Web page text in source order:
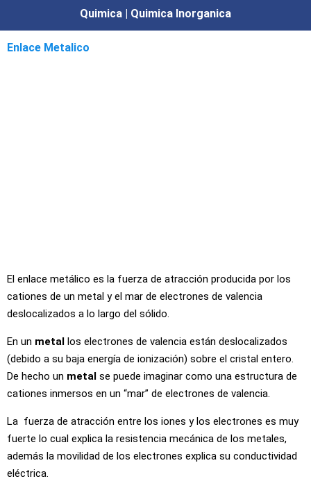
Quimica | Quimica Inorganica
Enlace Metalico
El enlace metálico es la fuerza de atracción producida por los
cationes de un metal y el mar de electrones de valencia
deslocalizados a lo largo del sólido.
En un metal los electrones de valencia están deslocalizados
(debido a su baja energía de ionización) sobre el cristal entero.
De hecho un metal se puede imaginar como una estructura de
cationes inmersos en un “mar” de electrones de valencia.
La fuerza de atracción entre los iones y los electrones es muy
fuerte lo cual explica la resistencia mecánica de los metales,
además la movilidad de los electrones explica su conductividad
eléctrica.